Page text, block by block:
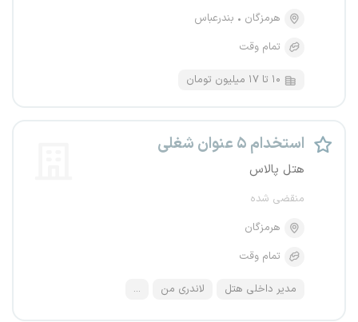
هرمزگان
بندرعباس
تمام وقت
۱۰ تا ۱۷ میلیون تومان
استخدام ۵ عنوان شغلی
هتل پالاس
منقضی شده
هرمزگان
تمام وقت
مدیر داخلی هتل لاندری من ...